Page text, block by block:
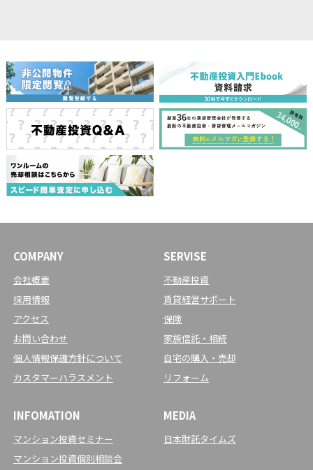
COMPANY
会社概要
採用情報
アクセス
お問い合わせ
個人情報保護方針について
カスタマーハラスメント
SERVISE
不動産投資
賃貸経営サポート
保険
家族信託・相続
自宅の購入・売却
リフォーム
INFOMATION
マンション投資セミナー
マンション投資個別相談会
MEDIA
日本財託タイムズ